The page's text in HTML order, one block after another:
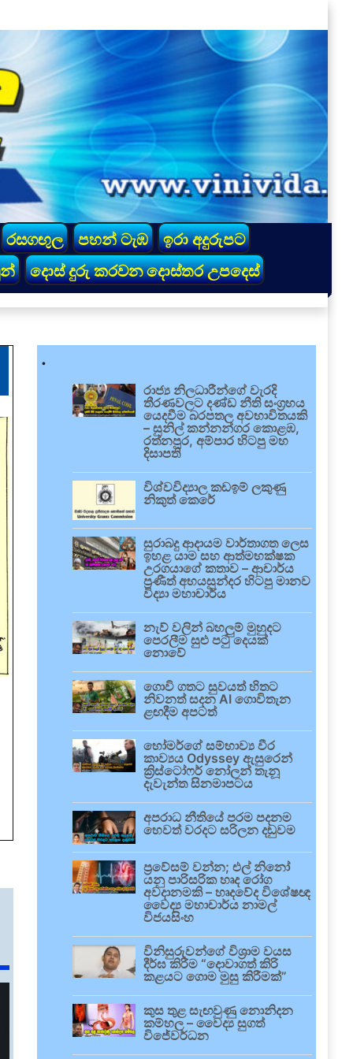
රසගඟුල පහන් ටැඹ
ඉරා අදුරුපට
දොස් දුරු කරවන දොස්තර උපදෙස්
.
රාජ්‍ය නිලධාරීන්ගේ වැරදි
තීරණවලට දණ්ඩ නීති සංග්‍රහය
යෙදවීම බරපතල අවභාවිතයකි
– සුනිල් කන්නන්ගර කොළඹ,
රත්නපුර, අම්පාර හිටපු මහ
දිසාපති
විශ්වවිද්‍යාල කඩඉම් ලකුණු
නිකුත් කෙරේ
සුරාබදු ආදායම වාර්තාගත ලෙස
ඉහළ යාම සහ ආත්මභක්ෂක
උරගයාගේ කතාව – ආචාර්ය
ප්‍රණීත් අභයසුන්දර හිටපු මානව
විද්‍යා මහාචාර්ය
නැව් වලින් බහලුම් මුහුදට
පෙරලීම සුළු පටු දෙයක්
නොවේ
ගොවි ගතට සුවයත් හිතට
නිවනත් සදන AI ගොවිතැන
ළඟදීම අපටත්
හෝමර්ගේ සම්භාව්‍ය වීර
කාව්‍යය Odyssey ඇසුරෙන්
ක්‍රිස්ටෝෆර් නෝලන් තැනූ
දැවැන්ත සිනමාපටය
අපරාධ නීතියේ පරම පදනම
හෙවත් වරදට සරිලන දඬුවම
ප්‍රවේසම් වන්න; එල් නිනෝ
යනු පාරිසරික හෘද රෝග
අවදානමකි – හෘදවේද විශේෂඥ
වෛද්‍ය මහාචාර්ය නාමල්
විජයසිංහ
විනිසුරුවන්ගේ විශ්‍රාම වයස
දීර්ඝ කිරීම “දොවාගත් කිරි
කළයට ගොම මුසු කිරීමක්”
කුස තුළ සැඟවුණු නොනිදන
කම්හල – වෛද්‍ය සුගත්
විජේවර්ධන